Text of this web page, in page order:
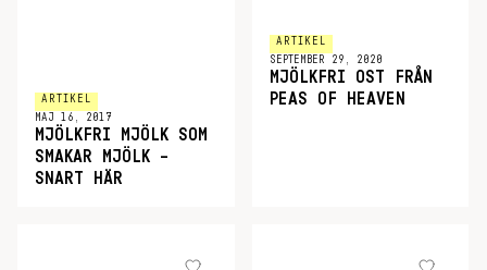
ARTIKEL
MAJ 16, 2017
MJÖLKFRI MJÖLK SOM
SMAKAR MJÖLK –
SNART HÄR
ARTIKEL
SEPTEMBER 29, 2020
MJÖLKFRI OST FRÅN
PEAS OF HEAVEN